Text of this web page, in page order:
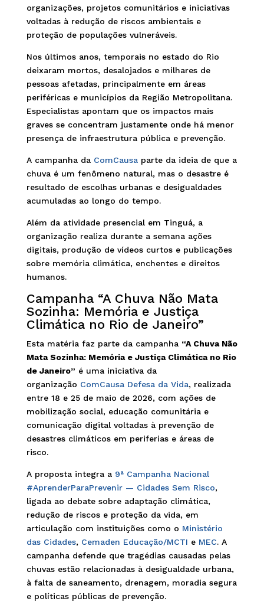
organizações, projetos comunitários e iniciativas
voltadas à redução de riscos ambientais e
proteção de populações vulneráveis.
Nos últimos anos, temporais no estado do Rio
deixaram mortos, desalojados e milhares de
pessoas afetadas, principalmente em áreas
periféricas e municípios da Região Metropolitana.
Especialistas apontam que os impactos mais
graves se concentram justamente onde há menor
presença de infraestrutura pública e prevenção.
A campanha da ComCausaparte da ideia de que a
chuva é um fenômeno natural, mas o desastre é
resultado de escolhas urbanas e desigualdades
acumuladas ao longo do tempo.
Além da atividade presencial em Tinguá, a
organização realiza durante a semana ações
digitais, produção de vídeos curtos e publicações
sobre memória climática, enchentes e direitos
humanos.
Campanha “A Chuva Não Mata
Sozinha: Memória e Justiça
Climática no Rio de Janeiro”
Esta matéria faz parte da campanha “A Chuva Não
Mata Sozinha: Memória e Justiça Climática no Rio
de Janeiro” é uma iniciativa da
organização ComCausa Defesa da Vida, realizada
entre 18 e 25 de maio de 2026, com ações de
mobilização social, educação comunitária e
comunicação digital voltadas à prevenção de
desastres climáticos em periferias e áreas de
risco.
A proposta integra a 9ª Campanha Nacional
#AprenderParaPrevenir — Cidades Sem Risco,
ligada ao debate sobre adaptação climática,
redução de riscos e proteção da vida, em
articulação com instituições como o Ministério
das Cidades, Cemaden Educação/MCTI e MEC. A
campanha defende que tragédias causadas pelas
chuvas estão relacionadas à desigualdade urbana,
à falta de saneamento, drenagem, moradia segura
e políticas públicas de prevenção.